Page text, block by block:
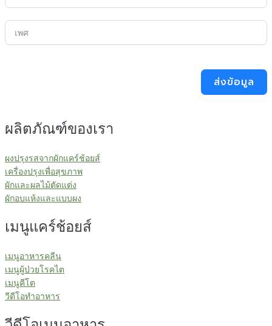
ส่งข้อมูล
ผลิตภัณฑ์ของเรา
ผงปรุงรสจากผักแคร์ช้อยส์
เครื่องปรุงเพื่อสุขภาพ
ผักและผลไม้ตัดแต่ง
ผักอบแห้งและแบบผง
เมนูแคร์ช้อยส์
เมนูอาหารคลีน
เมนูผู้ป่วยโรคไต
เมนูคีโต
วีดีโอทำอาหาร